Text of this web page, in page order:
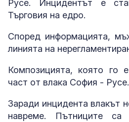
Русе. Инцидентът е
Търговия на едро.
Според информацията,
линията на
Композицията, която го
част от влака София - Русе.
Заради инцидента влакът
навреме. Пътниците